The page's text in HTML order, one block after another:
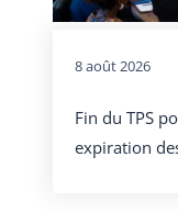
8 août 2026
Fin du TPS
expiration